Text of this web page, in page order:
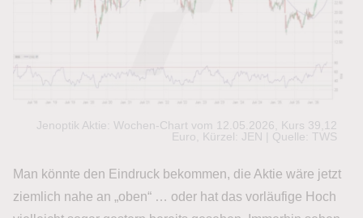
Jenoptik Aktie: Wochen-Chart vom 12.05.2026, Kurs 39,12
Euro, Kürzel: JEN | Quelle: TWS
Man könnte den Eindruck bekommen, die Aktie wäre jetzt
ziemlich nahe an „oben“ … oder hat das vorläufige Hoch